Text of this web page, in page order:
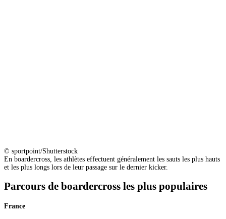
© sportpoint/Shutterstock
En boardercross, les athlètes effectuent généralement les sauts les plus hauts
et les plus longs lors de leur passage sur le dernier kicker.
Parcours de boardercross les plus populaires
France